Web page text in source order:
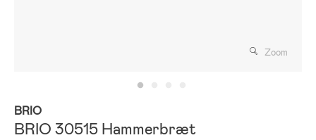
Zoom
BRIO
BRIO 30515 Hammerbræt